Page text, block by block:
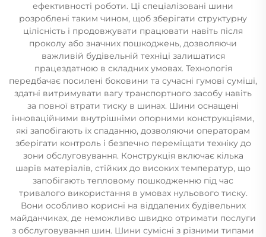
ефективності роботи. Ці спеціалізовані шини
розроблені таким чином, щоб зберігати структурну
цілісність і продовжувати працювати навіть після
проколу або значних пошкоджень, дозволяючи
важливій будівельній техніці залишатися
працездатною в складних умовах. Технологія
передбачає посилені боковини та сучасні гумові суміші,
здатні витримувати вагу транспортного засобу навіть
за повної втрати тиску в шинах. Шини оснащені
інноваційними внутрішніми опорними конструкціями,
які запобігають їх спаданню, дозволяючи операторам
зберігати контроль і безпечно переміщати техніку до
зони обслуговування. Конструкція включає кілька
шарів матеріалів, стійких до високих температур, що
запобігають тепловому пошкодженню під час
тривалого використання в умовах нульового тиску.
Вони особливо корисні на віддалених будівельних
майданчиках, де неможливо швидко отримати послуги
з обслуговування шин. Шини сумісні з різними типами